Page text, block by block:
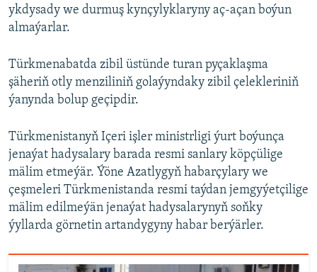
ykdysady we durmuş kynçylyklaryny aç-açan boýun
almaýarlar.
Türkmenabatda zibil üstünde turan pyçaklaşma
şäheriň otly menziliniň golaýyndaky zibil çelekleriniň
ýanynda bolup geçipdir.
Türkmenistanyň Içeri işler ministrligi ýurt boýunça
jenaýat hadysalary barada resmi sanlary köpçülige
mälim etmeýär. Ýöne Azatlygyň habarçylary we
çeşmeleri Türkmenistanda resmi taýdan jemgyýetçilige
mälim edilmeýän jenaýat hadysalarynyň soňky
ýyllarda görnetin artandygyny habar berýärler.